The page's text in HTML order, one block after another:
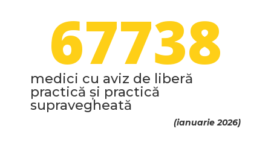
67738
medici cu aviz de liberă
practică și practică
supravegheată
(ianuarie 2026)